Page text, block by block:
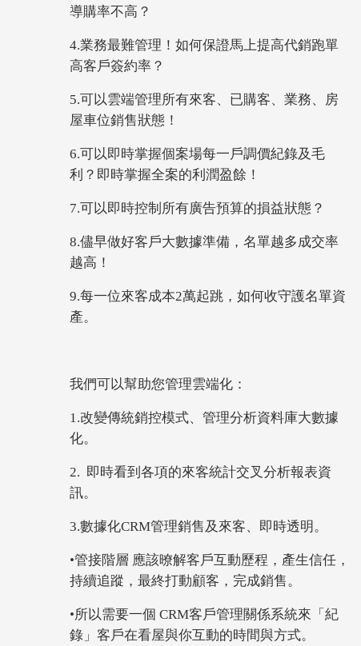
導購率不高？
4.業務最難管理！如何保證馬上提高代銷跑單
高客戶簽約率？
5.可以雲端管理所有來客、已購客、業務、房
屋車位銷售狀態！
6.可以即時掌握個案場每一戶調價紀錄及毛
利？即時掌握全案的利潤盈餘！
7.可以即時控制所有廣告預算的損益狀態？
8.儘早做好客戶大數據準備，名單越多成交率
越高！
9.每一位來客成本2萬起跳，如何收守護名單資
產。
我們可以幫助您管理雲端化：
1.改變傳統銷控模式、管理分析資料庫大數據
化。
2. 即時看到各項的來客統計交叉分析報表資
訊。
3.數據化CRM管理銷售及來客、即時透明。
•管接階層 應該暸解客戶互動歷程，產生信任，
持續追蹤，最終打動顧客，完成銷售。
•所以需要一個 CRM客戶管理關係系統來「紀
錄」客戶在看屋與你互動的時間與方式。